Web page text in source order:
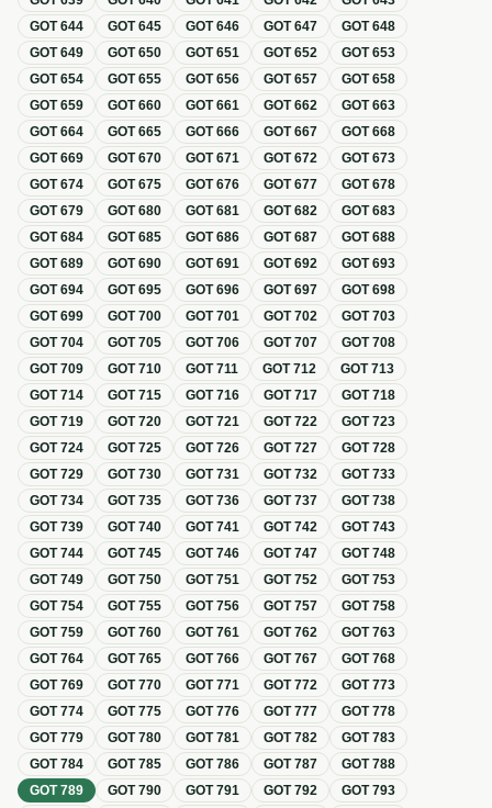
GOT644 GOT645 GOT646 GOT647 GOT648
GOT649 GOT650 GOT651 GOT652 GOT653
GOT654 GOT655 GOT656 GOT657 GOT658
GOT659 GOT660 GOT661 GOT662 GOT663
GOT664 GOT665 GOT666 GOT667 GOT668
GOT669 GOT670 GOT671 GOT672 GOT673
GOT674 GOT675 GOT676 GOT677 GOT678
GOT679 GOT680 GOT681 GOT682 GOT683
GOT684 GOT685 GOT686 GOT687 GOT688
GOT689 GOT690 GOT691 GOT692 GOT693
GOT694 GOT695 GOT696 GOT697 GOT698
GOT699 GOT700 GOT701 GOT702 GOT703
GOT704 GOT705 GOT706 GOT707 GOT708
GOT709 GOT710 GOT711 GOT712 GOT713
GOT714 GOT715 GOT716 GOT717 GOT718
GOT719 GOT720 GOT721 GOT722 GOT723
GOT724 GOT725 GOT726 GOT727 GOT728
GOT729 GOT730 GOT731 GOT732 GOT733
GOT734 GOT735 GOT736 GOT737 GOT738
GOT739 GOT740 GOT741 GOT742 GOT743
GOT744 GOT745 GOT746 GOT747 GOT748
GOT749 GOT750 GOT751 GOT752 GOT753
GOT754 GOT755 GOT756 GOT757 GOT758
GOT759 GOT760 GOT761 GOT762 GOT763
GOT764 GOT765 GOT766 GOT767 GOT768
GOT769 GOT770 GOT771 GOT772 GOT773
GOT774 GOT775 GOT776 GOT777 GOT778
GOT779 GOT780 GOT781 GOT782 GOT783
GOT784 GOT785 GOT786 GOT787 GOT788
GOT789 GOT790 GOT791 GOT792 GOT793